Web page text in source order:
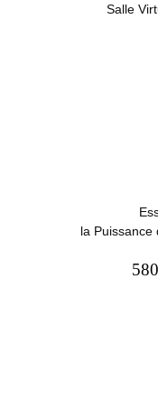
Salle
la Puissance